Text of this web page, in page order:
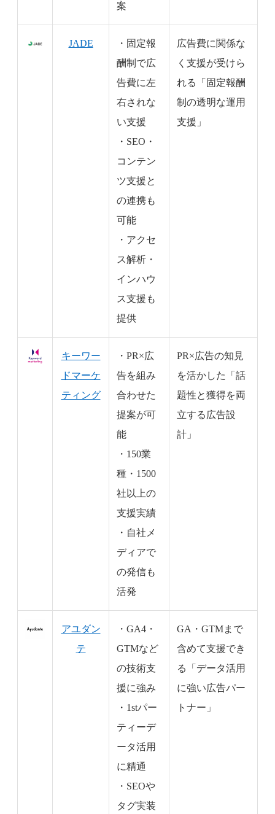
案
JADE
・固定報
酬制で広
告費に左
右されな
い支援
・SEO・
コンテン
ツ支援と
の連携も
可能
・アクセ
ス解析・
インハウ
ス支援も
提供
広告費に関係な
く支援が受けら
れる「固定報酬
制の透明な運用
支援」
キーワー
ドマーケ
ティング
・PR×広
告を組み
合わせた
提案が可
能
・150業
種・1500
社以上の
支援実績
・自社メ
ディアで
の発信も
活発
PR×広告の知見
を活かした「話
題性と獲得を両
立する広告設
計」
アユダン
テ
・GA4・
GTMなど
の技術支
援に強み
・1stパー
ティーデ
ータ活用
に精通
・SEOや
タグ実装
GA・GTMまで
含めて支援でき
る「データ活用
に強い広告パー
トナー」